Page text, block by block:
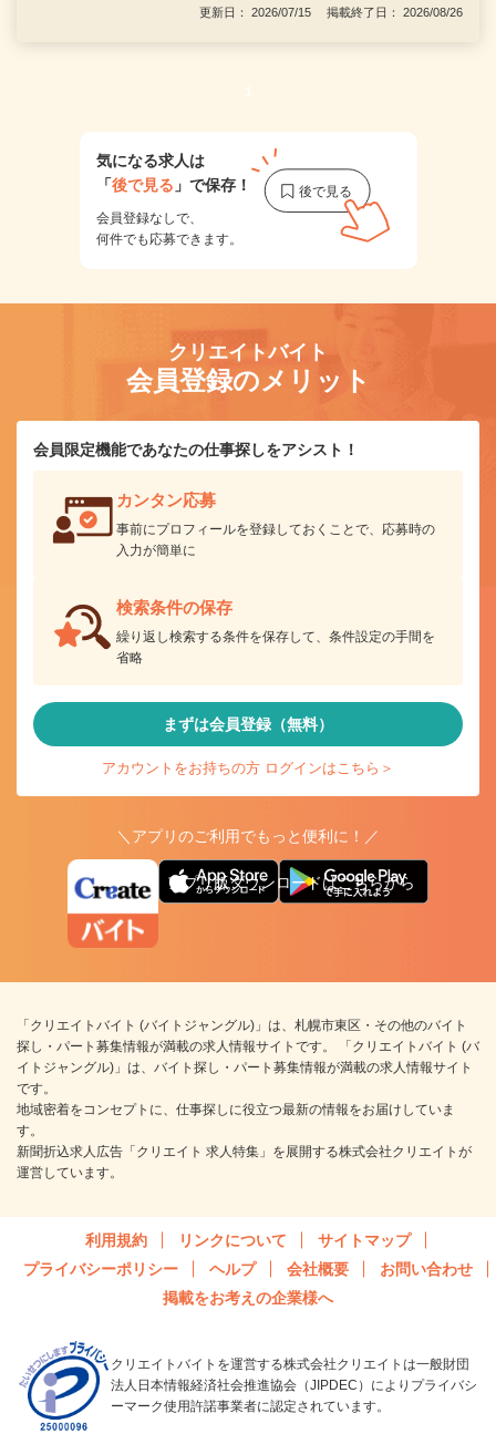
更新日： 2026/07/15 掲載終了日： 2026/08/26
1
気になる求人は
「後で見る 」で保存！
会員登録なしで、
何件でも応募できます。
クリエイトバイト
会員登録のメリット
会員限定機能であなたの仕事探しをアシスト！
カンタン応募
事前にプロフィールを登録しておくことで、応募時の
入力が簡単に
検索条件の保存
繰り返し検索する条件を保存して、条件設定の手間を
省略
まずは会員登録（無料）
アカウントをお持ちの方 ログインはこちら＞
＼アプリのご利用でもっと便利に！／
アプリ版ダウンロードはこちらから
「クリエイトバイト (バイトジャングル)」は、札幌市東区・その他のバイト
探し・パート募集情報が満載の求人情報サイトです。 「クリエイトバイト (バ
イトジャングル)」は、バイト探し・パート募集情報が満載の求人情報サイト
です。
地域密着をコンセプトに、仕事探しに役立つ最新の情報をお届けしていま
す。
新聞折込求人広告「クリエイト 求人特集」を展開する株式会社クリエイトが
運営しています。
利用規約 リンクについて
サイトマップ
プライバシーポリシー
ヘルプ 会社概要
お問い合わせ
掲載をお考えの企業様へ
クリエイトバイトを運営する株式会社クリエイトは一般財団
法人日本情報経済社会推進協会（JIPDEC）によりプライバシ
ーマーク使用許諾事業者に認定されています。